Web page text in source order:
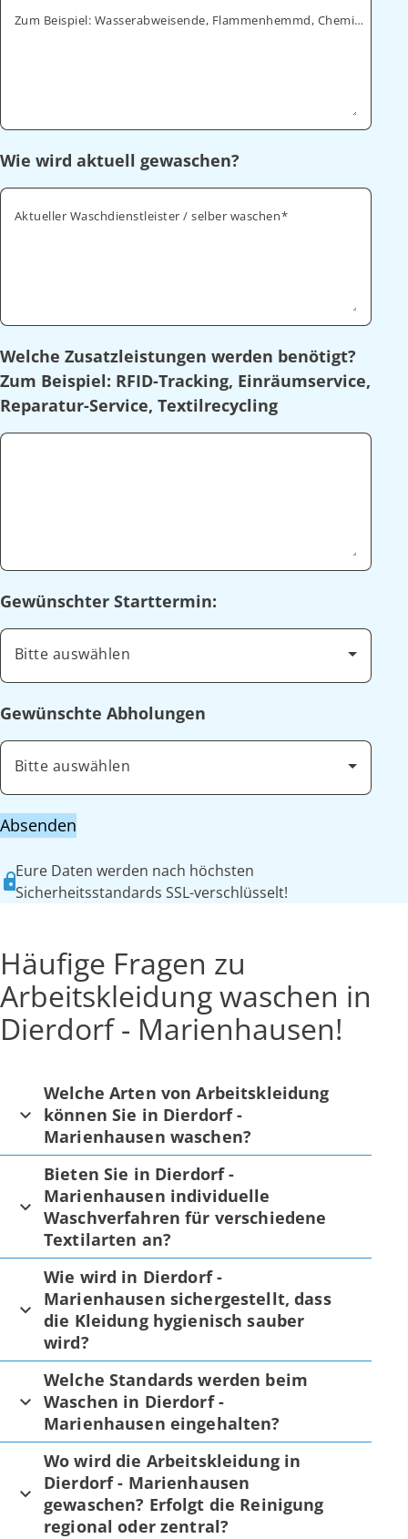
Zum Beispiel: Wasserabweisende, Flammenhemmd, Chemikalienabweisende
Wie wird aktuell gewaschen?
Aktueller Waschdienstleister / selber waschen
Welche Zusatzleistungen werden benötigt?
Zum Beispiel: RFID-Tracking, Einräumservice,
Reparatur-Service, Textilrecycling
Gewünschter Starttermin:
Bitte auswählen
Gewünschte Abholungen
Bitte auswählen
Absenden
Eure Daten werden nach höchsten
Sicherheitsstandards SSL-verschlüsselt!
Häufige Fragen zu
Arbeitskleidung waschen in
Dierdorf - Marienhausen!
Welche Arten von Arbeitskleidung
können Sie in Dierdorf -
Marienhausen waschen?
Bieten Sie in Dierdorf -
Marienhausen individuelle
Waschverfahren für verschiedene
Textilarten an?
Wie wird in Dierdorf -
Marienhausen sichergestellt, dass
die Kleidung hygienisch sauber
wird?
Welche Standards werden beim
Waschen in Dierdorf -
Marienhausen eingehalten?
Wo wird die Arbeitskleidung in
Dierdorf - Marienhausen
gewaschen? Erfolgt die Reinigung
regional oder zentral?